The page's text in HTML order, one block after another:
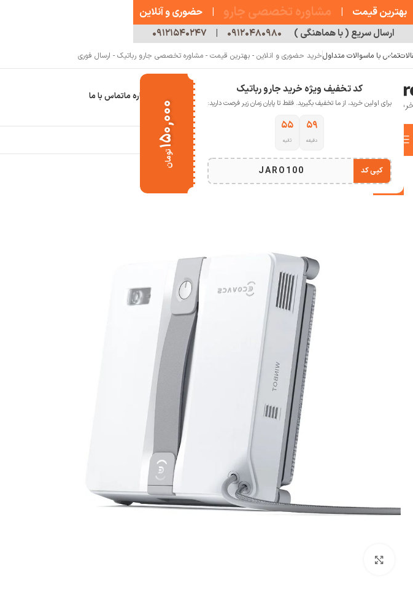
کد تخفیف ویژه خرید جارو رباتیک
برای اولین خرید، از ما تخفیف بگیرید. فقط تا پایان زمان زیر فرصت دارید:
۵۹
دقیقه
۵۴
ثانیه
JARO100 کپی کد
۱۵۰,۰۰۰
تومان
تماس با ماسوالات متداولخرید حضوری و انلاین - بهترین قیمت - مشاوره تخصصی جارو رباتیک - ارسال فوری
خانه جارو رباتیک درباره ماتماس با ما
انتخاب دسته بندی
خانه شیشه شوی رباتیک ربات شیشه پاک شور اکووکس مدل Mini
-10%
بهترین قیمت | مشاوره تخصصی جارو | حضوری و آنلاین
ارسال سریع ( با هماهنگی ) ۰۹۱۲۰۴۸۰۹۸۰ | ۰۹۱۲۱۵۴۰۲۴۷